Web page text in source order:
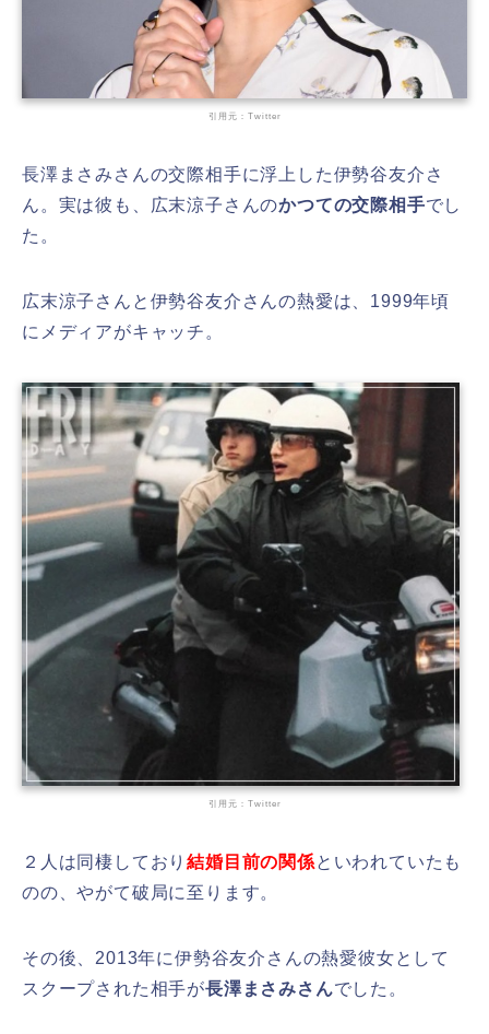
引用元：Twitter
長澤まさみさんの交際相手に浮上した伊勢谷友介さ
ん。実は彼も、広末涼子さんのかつての交際相手でし
た。
広末涼子さんと伊勢谷友介さんの熱愛は、1999年頃
にメディアがキャッチ。
引用元：Twitter
２人は同棲しており結婚目前の関係といわれていたも
のの、やがて破局に至ります。
その後、2013年に伊勢谷友介さんの熱愛彼女として
スクープされた相手が長澤まさみさんでした。